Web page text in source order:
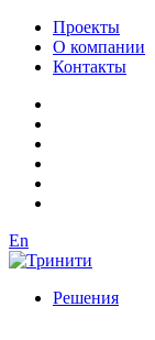
Проекты
О компании
Контакты
En
Решения